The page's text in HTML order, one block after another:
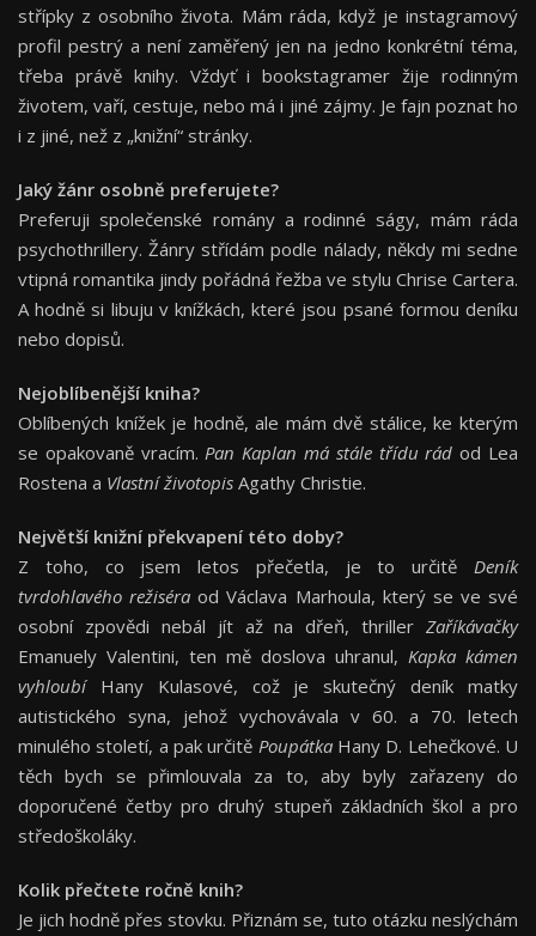
střípky z osobního života. Mám ráda, když je instagramový
profil pestrý a není zaměřený jen na jedno konkrétní téma,
třeba právě knihy. Vždyť i bookstagramer žije rodinným
životem, vaří, cestuje, nebo má i jiné zájmy. Je fajn poznat ho
i z jiné, než z „knižní“ stránky.
Jaký žánr osobně preferujete?
Preferuji společenské romány a rodinné ságy, mám ráda
psychothrillery. Žánry střídám podle nálady, někdy mi sedne
vtipná romantika jindy pořádná řežba ve stylu Chrise Cartera.
A hodně si libuju v knížkách, které jsou psané formou deníku
nebo dopisů.
Nejoblíbenější kniha?
Oblíbených knížek je hodně, ale mám dvě stálice, ke kterým
se opakovaně vracím.Pan Kaplan má stále třídu rád od Lea
Rostena a Vlastní životopis Agathy Christie.
Největší knižní překvapení této doby?
Z toho, co jsem letos přečetla, je to určitě Deník
tvrdohlavého režiséra od Václava Marhoula, který se ve své
osobní zpovědi nebál jít až na dřeň, thriller Zaříkávačky
Emanuely Valentini, ten mě doslova uhranul, Kapka kámen
vyhloubíHany Kulasové, což je skutečný deník matky
autistického syna, jehož vychovávala v 60. a 70. letech
minulého století, a pak určitě PoupátkaHany D. Lehečkové. U
těch bych se přimlouvala za to, aby byly zařazeny do
doporučené četby pro druhý stupeň základních škol a pro
středoškoláky.
Kolik přečtete ročně knih?
Je jich hodně přes stovku. Přiznám se, tuto otázku neslýchám